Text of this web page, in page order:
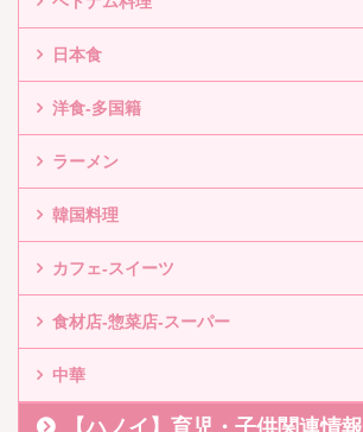
日本食
洋食-多国籍
ラーメン
韓国料理
カフェ-スイーツ
食材店-惣菜店-スーパー
中華
【ハノイ】育児・子供関連情報